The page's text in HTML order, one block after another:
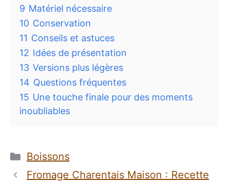
9 Matériel nécessaire
10 Conservation
11 Conseils et astuces
12 Idées de présentation
13 Versions plus légères
14 Questions fréquentes
15 Une touche finale pour des moments
inoubliables
Catégories
Boissons
Fromage Charentais Maison : Recette